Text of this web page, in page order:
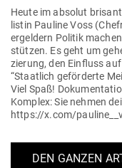
Heute im absolut
listin Pauline Voss
er­geldern Politik
stützen. Es geht um
zierung, den Ein­fluss
“Staatlich geför­derte
Viel Spaß!
Komplex: Sie nehmen
https://x.com/
DEN GANZEN